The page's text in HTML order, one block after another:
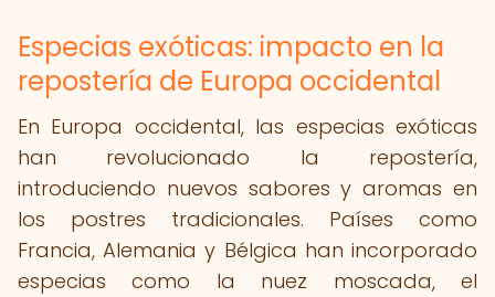
Especias exóticas: impacto en la
repostería de Europa occidental
En Europa occidental, las especias exóticas
han revolucionado la repostería,
introduciendo nuevos sabores y aromas en
los postres tradicionales. Países como
Francia, Alemania y Bélgica han incorporado
especias como la nuez moscada, el